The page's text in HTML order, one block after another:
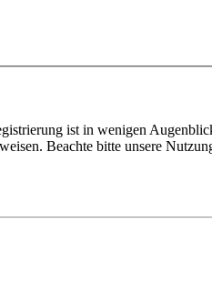
ist in wenigen
Beachte bitte unsere